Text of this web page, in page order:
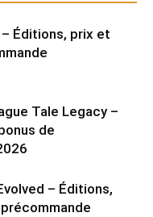
Éditions, prix et
Tale Legacy –
de
– Éditions,